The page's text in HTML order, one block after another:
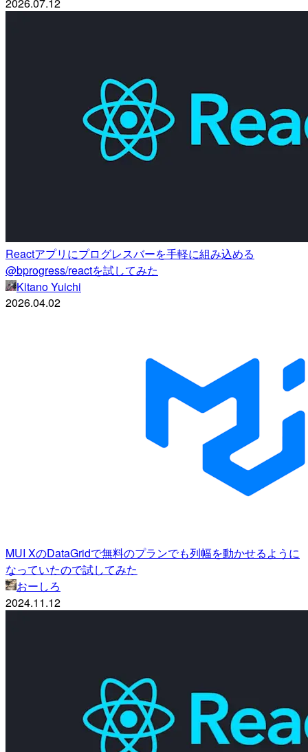
Reactアプリにプログレスバーを手軽に組み込める
@bprogress/reactを試してみた
Kitano Yuichi
2026.04.02
MUI XのDataGridで無料のプランでも列幅を動かせるように
なっていたので試してみた
おーしろ
2024.11.12